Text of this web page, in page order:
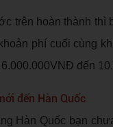
trên hoàn thành thì
phí cuối cùng
6.000.000VNĐ đến
đến Hàn Quốc
Hàn Quốc bạn